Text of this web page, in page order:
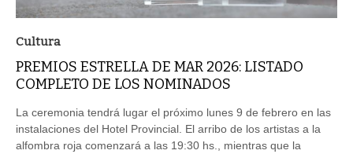
Cultura
PREMIOS ESTRELLA DE MAR 2026: LISTADO
COMPLETO DE LOS NOMINADOS
La ceremonia tendrá lugar el próximo lunes 9 de febrero en las
instalaciones del Hotel Provincial. El arribo de los artistas a la
alfombra roja comenzará a las 19:30 hs., mientras que la